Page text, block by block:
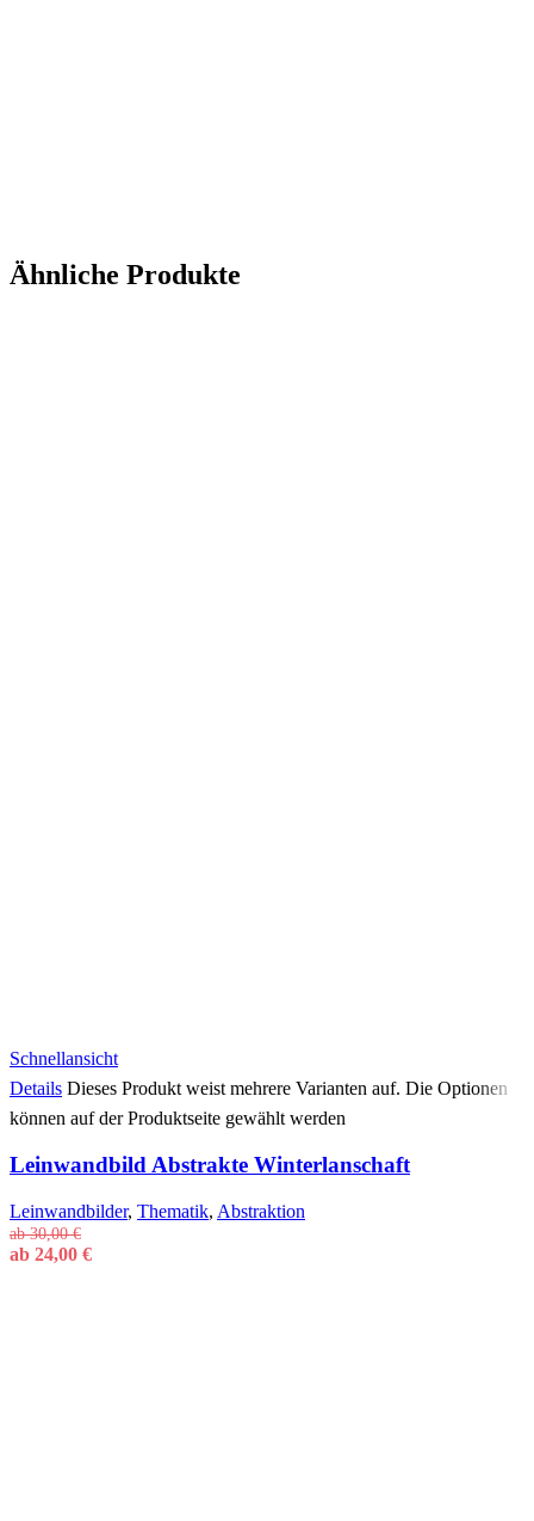
Ähnliche Produkte
Schnellansicht
Details Dieses Produkt weist mehrere Varianten auf. Die Optionen
können auf der Produktseite gewählt werden
Leinwandbild Abstrakte Winterlanschaft
Leinwandbilder, Thematik, Abstraktion
ab30,00€
ab 24,00 €